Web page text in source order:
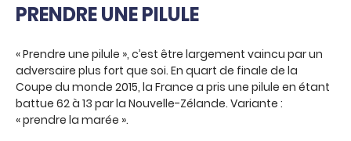
PRENDRE UNE PILULE
« Prendre une pilule », c’est être largement vaincu par un
adversaire plus fort que soi. En quart de finale de la
Coupe du monde 2015, la France a pris une pilule en étant
battue 62 à 13 par la Nouvelle-Zélande. Variante :
« prendre la marée ».